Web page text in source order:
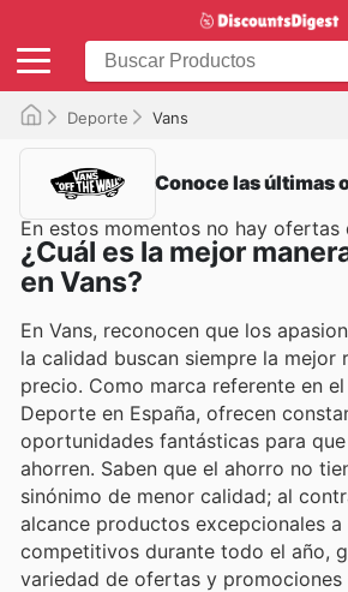
Deporte Vans
Conoce las últimas
En estos momentos no hay ofertas
¿Cuál es la mejor
en Vans?
En Vans, reconocen que los
la calidad buscan siempre la mejor
precio. Como marca referente en
Deporte en España, ofrecen
oportunidades fantásticas para
ahorren. Saben que el ahorro no
sinónimo de menor calidad; al
alcance productos excepcionales
competitivos durante todo el año,
variedad de ofertas y promociones